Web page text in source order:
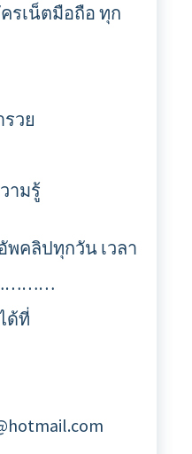
รเน็ตมือถือ ทุก
วย
ามรู้
คลิปทุกวัน เวลา
ด้ที่